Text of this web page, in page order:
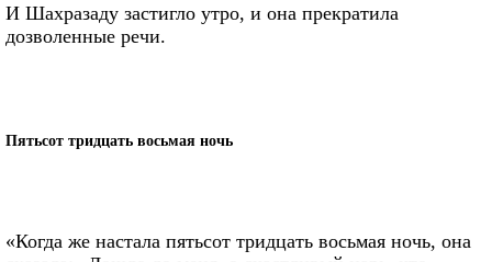
И Шахразаду застигло утро, и она прекратила
дозволенные речи.
Пятьсот тридцать восьмая ночь
«Когда же настала пятьсот тридцать восьмая ночь, она